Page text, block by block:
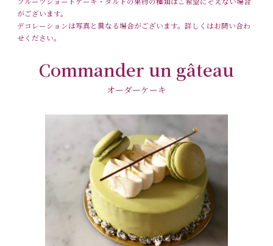
がございます。
デコレーションは写真と異なる場合がございます。詳しくはお問い合わ
せください。
Commander un gâteau
オーダーケーキ